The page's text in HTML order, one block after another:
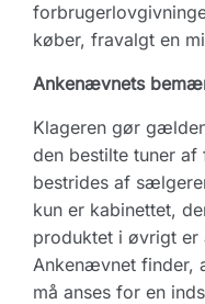
køber, fravalgt en
Ankenævnets
Klageren gør
den bestilte tuner af
bestrides af
kun er kabinettet,
produktet i øvrigt er
Ankenævnet finder,
må anses for en